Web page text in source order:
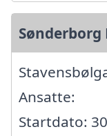
Sønderborg
Ansatte:
Startdato: